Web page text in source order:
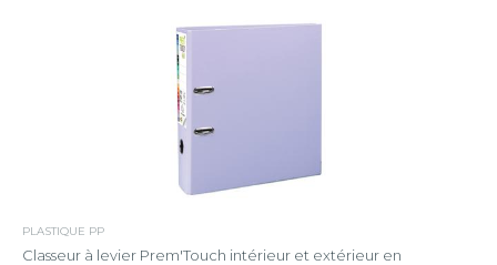
PLASTIQUE PP
Classeur à levier Prem'Touch intérieur et extérieur en